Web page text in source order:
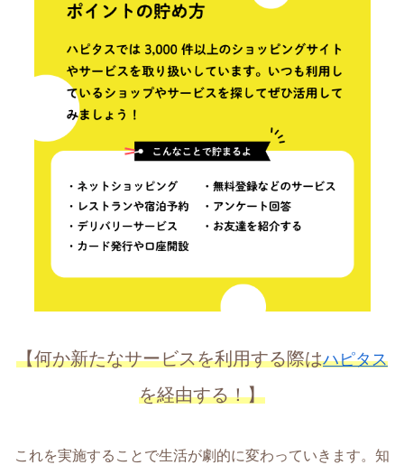
【何か新たなサービスを利用する際はハピタス
を経由する！】
これを実施することで生活が劇的に変わっていきます。知